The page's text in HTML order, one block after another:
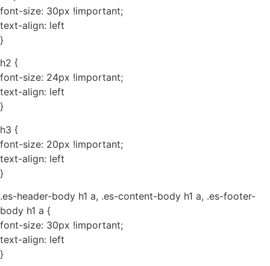
font-size: 30px !important;
text-align: left
}
h2 {
font-size: 24px !important;
text-align: left
}
h3 {
font-size: 20px !important;
text-align: left
}
.es-header-body h1 a, .es-content-body h1 a, .es-footer-
body h1 a {
font-size: 30px !important;
text-align: left
}